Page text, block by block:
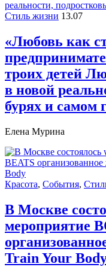
Стиль жизни 13.07
«Любовь как
троих детей
в новой
бурях и самом
Елена Мурина
Красота, События,
В Москве
мероприятие
Train Your